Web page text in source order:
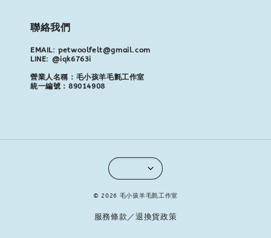
聯絡我們
EMAIL: petwoolfelt@gmail.com
LINE: @iqk6763i
營業人名稱：毛小孩羊毛氈工作室
統一編號：89014908
© 2026 毛小孩羊毛氈工作室
服務條款／退換貨政策